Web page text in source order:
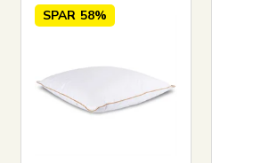
SPAR 58%